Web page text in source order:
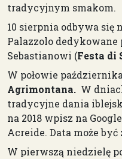
tradycyjnym smakom.
10 sierpnia odbywa się
Palazzolo
Sebastianowi (Festa di
W połowie
Agrimontana. W
tradycyjne dania
na 2018 wpisz na
Acreide. Data może być
W pierwszą niedzielę